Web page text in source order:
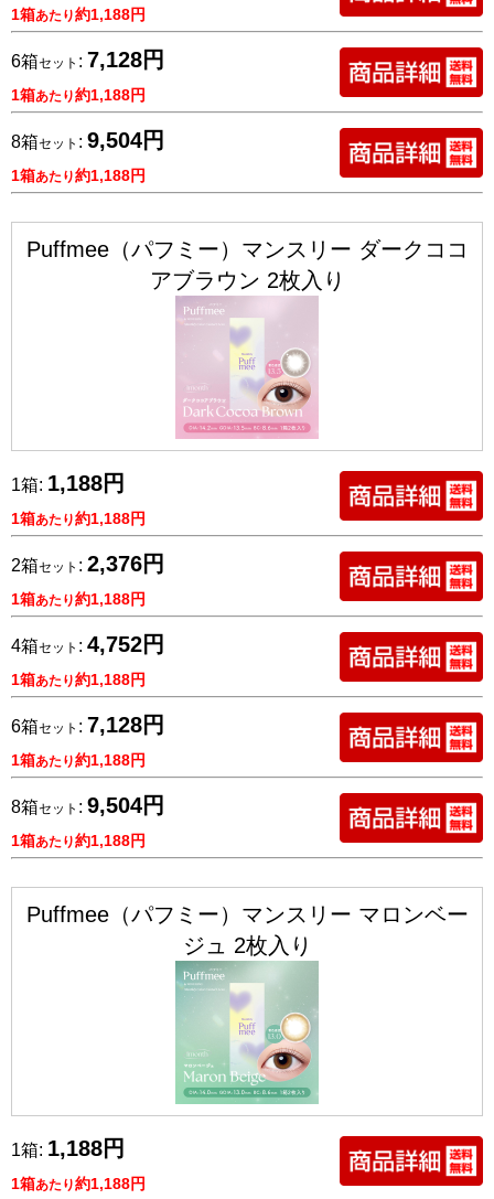
1箱あたり約1,188円
6箱セット : 7,128円
1箱あたり約1,188円
8箱セット : 9,504円
1箱あたり約1,188円
Puffmee（パフミー）マンスリー ダークココ
アブラウン 2枚入り
1箱: 1,188円
1箱あたり約1,188円
2箱セット : 2,376円
1箱あたり約1,188円
4箱セット : 4,752円
1箱あたり約1,188円
6箱セット : 7,128円
1箱あたり約1,188円
8箱セット : 9,504円
1箱あたり約1,188円
Puffmee（パフミー）マンスリー マロンベー
ジュ 2枚入り
1箱: 1,188円
1箱あたり約1,188円